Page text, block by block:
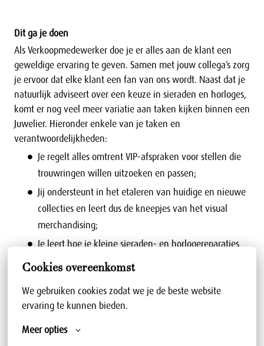
Cookies overeenkomst
We gebruiken cookies zodat we je de beste website
ervaring te kunnen bieden.
Meer opties
Dit ga je doen
Als Verkoopmedewerker doe je er alles aan de klant een
geweldige ervaring te geven. Samen met jouw collega’s zorg
je ervoor dat elke klant een fan van ons wordt. Naast dat je
natuurlijk adviseert over een keuze in sieraden en horloges,
komt er nog veel meer variatie aan taken kijken binnen een
Juwelier. Hieronder enkele van je taken en
verantwoordelijkheden:
Je regelt alles omtrent VIP-afspraken voor stellen die
trouwringen willen uitzoeken en passen;
Jij ondersteunt in het etaleren van huidige en nieuwe
collecties en leert dus de kneepjes van het visual
merchandising;
Je leert hoe je kleine sieraden- en horlogereparaties
doet (denk aan banden inkorten of batterijen
Je doet enkele administratieve taken als orders
inboeken.